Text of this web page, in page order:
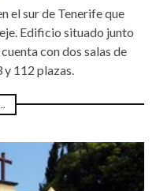
el sur de Tenerife que
Edificio situado junto
con dos salas de
112 plazas.